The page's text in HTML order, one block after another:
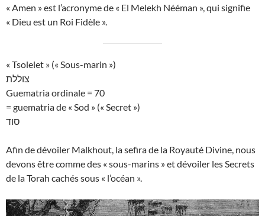
« Amen » est l’acronyme de « El Melekh Nééman », qui signifie
« Dieu est un Roi Fidèle ».
« Tsolelet » (« Sous-marin »)
צוללת
Guematria ordinale = 70
= guematria de « Sod » (« Secret »)
סוד
Afin de dévoiler Malkhout, la sefira de la Royauté Divine, nous
devons être comme des « sous-marins » et dévoiler les Secrets
de la Torah cachés sous « l’océan ».